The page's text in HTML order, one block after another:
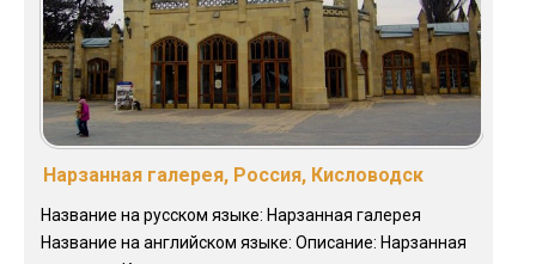
Нарзанная галерея, Россия, Кисловодск
Название на русском языке: Нарзанная галерея
Название на английском языке: Описание: Нарзанная